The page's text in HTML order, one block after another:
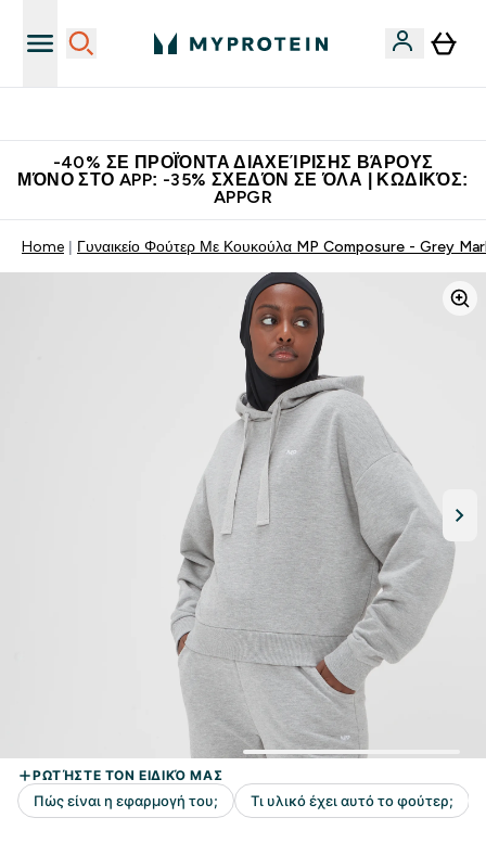
-40% ΣΕ ΠΡΟΪΌΝΤΑ ΔΙΑΧΕΊΡΙΣΗΣ ΒΆΡΟΥΣ
ΜΌΝΟ ΣΤΟ APP: -35% ΣΧΕΔΌΝ ΣΕ ΌΛΑ | ΚΩΔΙΚΌΣ:
APPGR
Home Γυναικείο Φούτερ Με Κουκούλα MP Composure - Grey